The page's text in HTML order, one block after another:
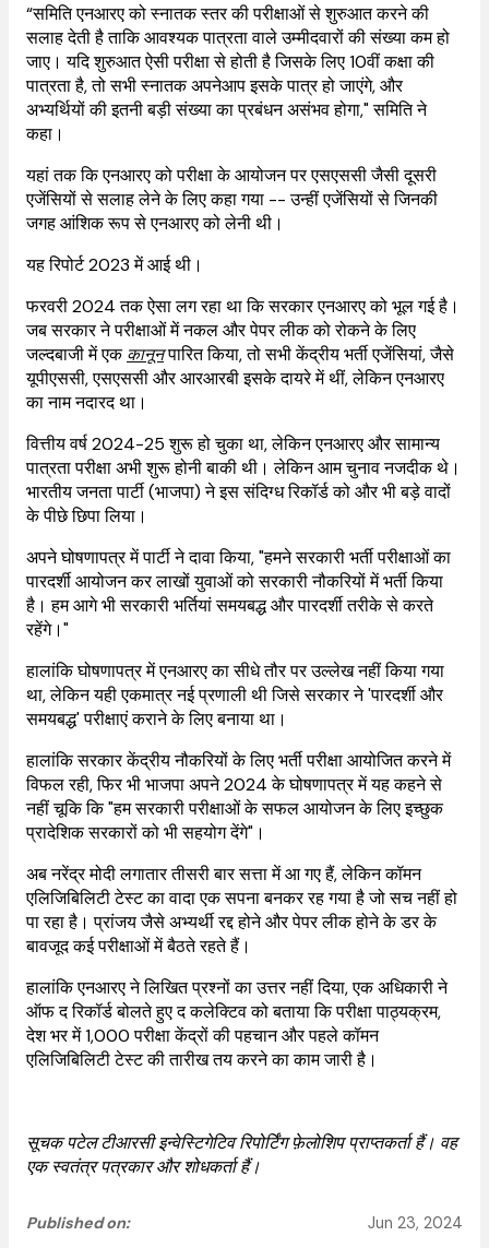
“समिति एनआरए को स्नातक स्तर की परीक्षाओं से शुरुआत करने की
सलाह देती है ताकि आवश्यक पात्रता वाले उम्मीदवारों की संख्या कम हो
जाए। यदि शुरुआत ऐसी परीक्षा से होती है जिसके लिए 10वीं कक्षा की
पात्रता है, तो सभी स्नातक अपनेआप इसके पात्र हो जाएंगे, और
अभ्यर्थियों की इतनी बड़ी संख्या का प्रबंधन असंभव होगा," समिति ने
कहा।
यहां तक कि एनआरए को परीक्षा के आयोजन पर एसएससी जैसी दूसरी
एजेंसियों से सलाह लेने के लिए कहा गया -- उन्हीं एजेंसियों से जिनकी
जगह आंशिक रूप से एनआरए को लेनी थी।
यह रिपोर्ट 2023 में आई थी।
फरवरी 2024 तक ऐसा लग रहा था कि सरकार एनआरए को भूल गई है।
जब सरकार ने परीक्षाओं में नकल और पेपर लीक को रोकने के लिए
जल्दबाजी में एककानूनपारित किया, तो सभी केंद्रीय भर्ती एजेंसियां, जैसे
यूपीएससी, एसएससी और आरआरबी इसके दायरे में थीं, लेकिन एनआरए
का नाम नदारद था।
वित्तीय वर्ष 2024-25 शुरू हो चुका था, लेकिन एनआरए और सामान्य
पात्रता परीक्षा अभी शुरू होनी बाकी थी। लेकिन आम चुनाव नजदीक थे।
भारतीय जनता पार्टी (भाजपा) ने इस संदिग्ध रिकॉर्ड को और भी बड़े वादों
के पीछे छिपा लिया।
अपने घोषणापत्र में पार्टी ने दावा किया, "हमने सरकारी भर्ती परीक्षाओं का
पारदर्शी आयोजन कर लाखों युवाओं को सरकारी नौकरियों में भर्ती किया
है। हम आगे भी सरकारी भर्तियां समयबद्ध और पारदर्शी तरीके से करते
रहेंगे।"
हालांकि घोषणापत्र में एनआरए का सीधे तौर पर उल्लेख नहीं किया गया
था, लेकिन यही एकमात्र नई प्रणाली थी जिसे सरकार ने 'पारदर्शी और
समयबद्ध' परीक्षाएं कराने के लिए बनाया था।
हालांकि सरकार केंद्रीय नौकरियों के लिए भर्ती परीक्षा आयोजित करने में
विफल रही, फिर भी भाजपा अपने 2024 के घोषणापत्र में यह कहने से
नहीं चूकि कि "हम सरकारी परीक्षाओं के सफल आयोजन के लिए इच्छुक
प्रादेशिक सरकारों को भी सहयोग देंगे"।
अब नरेंद्र मोदी लगातार तीसरी बार सत्ता में आ गए हैं, लेकिन कॉमन
एलिजिबिलिटी टेस्ट का वादा एक सपना बनकर रह गया है जो सच नहीं हो
पा रहा है। प्रांजय जैसे अभ्यर्थी रद्द होने और पेपर लीक होने के डर के
बावजूद कई परीक्षाओं में बैठते रहते हैं।
हालांकि एनआरए ने लिखित प्रश्नों का उत्तर नहीं दिया, एक अधिकारी ने
ऑफ द रिकॉर्ड बोलते हुए द कलेक्टिव को बताया कि परीक्षा पाठ्यक्रम,
देश भर में 1,000 परीक्षा केंद्रों की पहचान और पहले कॉमन
एलिजिबिलिटी टेस्ट की तारीख तय करने का काम जारी है।
सूचक पटेल टीआरसी इन्वेस्टिगेटिव रिपोर्टिंग फ़ेलोशिप प्राप्तकर्ता हैं। वह
एक स्वतंत्र पत्रकार और शोधकर्ता हैं।
Published on: Jun 23, 2024